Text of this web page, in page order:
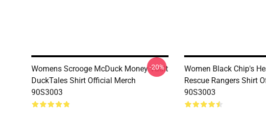
Womens Scrooge McDuck Money Vault
DuckTales Shirt Official Merch
90S3003
-20%
Women Black Chip's
Rescue Rangers Shirt
90S3003